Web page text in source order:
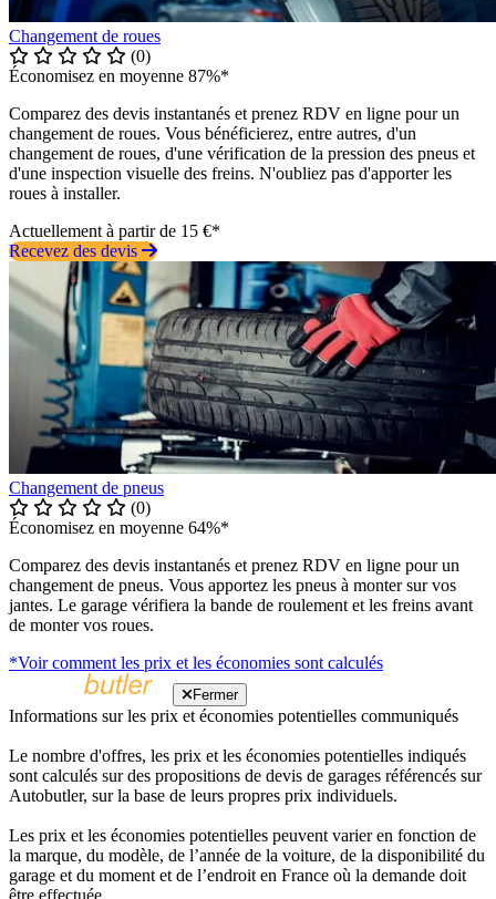
Changement de roues
(0)
Économisez en moyenne 87%*
Comparez des devis instantanés et prenez RDV en ligne pour un
changement de roues. Vous bénéficierez, entre autres, d'un
changement de roues, d'une vérification de la pression des pneus et
d'une inspection visuelle des freins. N'oubliez pas d'apporter les
roues à installer.
Actuellement à partir de 15 €*
Recevez des devis
Changement de pneus
(0)
Économisez en moyenne 64%*
Comparez des devis instantanés et prenez RDV en ligne pour un
changement de pneus. Vous apportez les pneus à monter sur vos
jantes. Le garage vérifiera la bande de roulement et les freins avant
de monter vos roues.
*Voir comment les prix et les économies sont calculés
Fermer
Informations sur les prix et économies potentielles communiqués
Le nombre d'offres, les prix et les économies potentielles indiqués
sont calculés sur des propositions de devis de garages référencés sur
Autobutler, sur la base de leurs propres prix individuels.
Les prix et les économies potentielles peuvent varier en fonction de
la marque, du modèle, de l’année de la voiture, de la disponibilité du
garage et du moment et de l’endroit en France où la demande doit
être effectuée.